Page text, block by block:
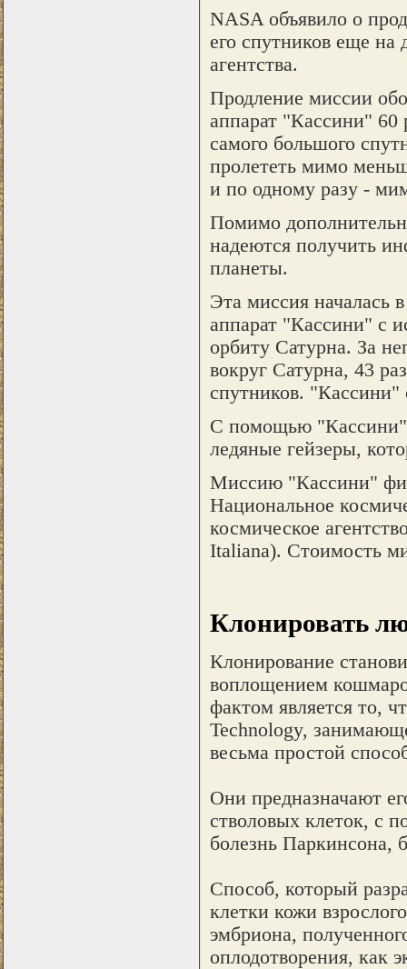
NASA объявило о
его спутников еще на
агентства.
Продление миссии
аппарат "Кассини" 60
самого большого
пролететь мимо
и по одному разу -
Помимо
надеются получить
планеты.
Эта миссия началась
аппарат "Кассини" с
орбиту Сатурна. За
вокруг Сатурна, 43
спутников. "Кассини"
C помощью "Кассини"
ледяные гейзеры,
Миссию "Кассини"
Национальное
космическое
Italiana). Стоимость
Клонировать
Клонирование
воплощением
фактом является то,
Technology,
весьма простой
Они предназначают
стволовых клеток, с
болезнь Паркинсона,
Способ, который
клетки кожи
эмбриона,
оплодотворения, как